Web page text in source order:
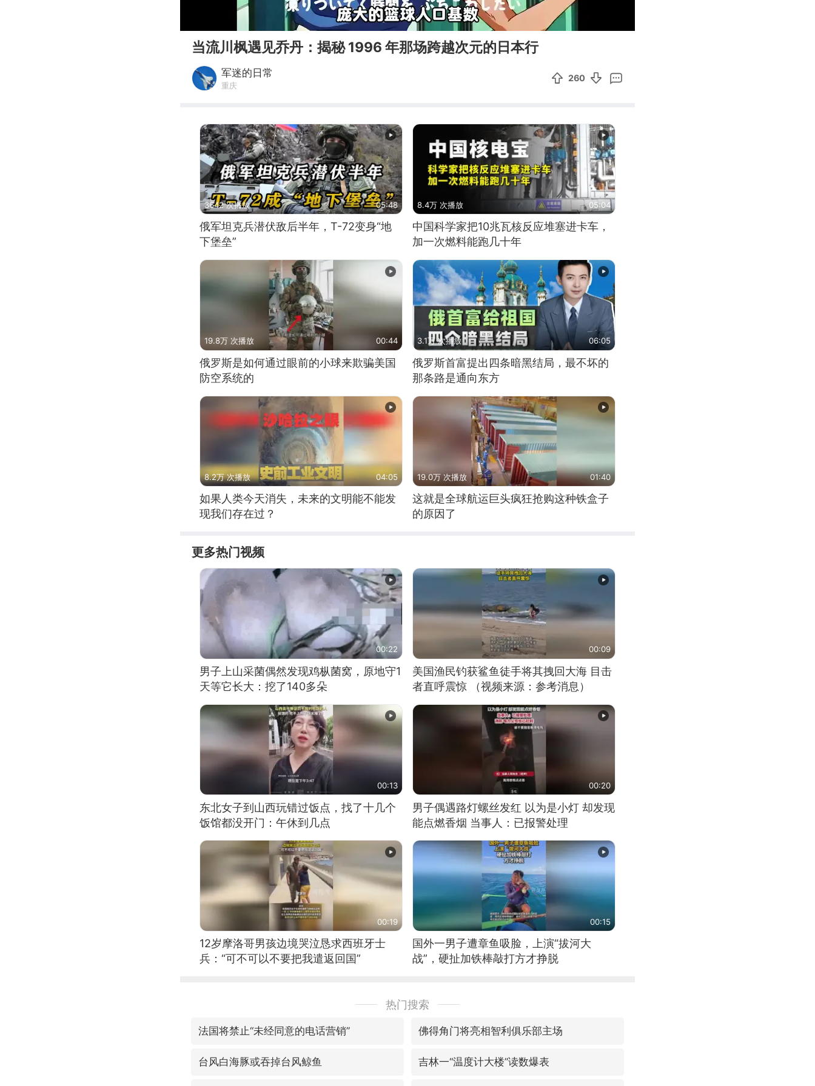
当流川枫遇见乔丹：揭秘 1996 年那场跨越次元的日本行
军迷的日常
重庆
260
3642 次播放 05:48
俄军坦克兵潜伏敌后半年，T-72变身“地
下堡垒”
8.4万 次播放 05:04
中国科学家把10兆瓦核反应堆塞进卡车，
加一次燃料能跑几十年
19.8万 次播放 00:44
俄罗斯是如何通过眼前的小球来欺骗美国
防空系统的
3.1万 次播放 06:05
俄罗斯首富提出四条暗黑结局，最不坏的
那条路是通向东方
8.2万 次播放 04:05
如果人类今天消失，未来的文明能不能发
现我们存在过？
19.0万 次播放 01:40
这就是全球航运巨头疯狂抢购这种铁盒子
的原因了
更多热门视频
00:22
男子上山采菌偶然发现鸡枞菌窝，原地守1
天等它长大：挖了140多朵
00:09
美国渔民钓获鲨鱼徒手将其拽回大海 目击
者直呼震惊 （视频来源：参考消息）
00:13
东北女子到山西玩错过饭点，找了十几个
饭馆都没开门：午休到几点
00:20
男子偶遇路灯螺丝发红 以为是小灯 却发现
能点燃香烟 当事人：已报警处理
00:19
12岁摩洛哥男孩边境哭泣恳求西班牙士
兵：“可不可以不要把我遣返回国”
00:15
国外一男子遭章鱼吸脸，上演“拔河大
战”，硬扯加铁棒敲打方才挣脱
热门搜索
法国将禁止“未经同意的电话营销” 佛得角门将亮相智利俱乐部主场
台风白海豚或吞掉台风鲸鱼 吉林一“温度计大楼”读数爆表